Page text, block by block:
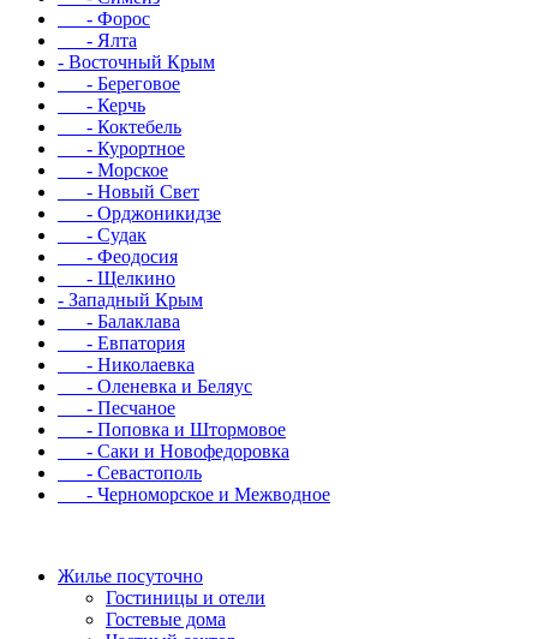
- Форос
- Ялта
- Восточный Крым
- Береговое
- Керчь
- Коктебель
- Курортное
- Морское
- Новый Свет
- Орджоникидзе
- Судак
- Феодосия
- Щелкино
- Западный Крым
- Балаклава
- Евпатория
- Николаевка
- Оленевка и Беляус
- Песчаное
- Поповка и Штормовое
- Саки и Новофедоровка
- Севастополь
- Черноморское и Межводное
Жилье посуточно
Гостиницы и отели
Гостевые дома